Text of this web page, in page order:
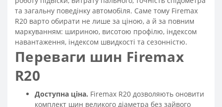
та загальну поведінку автомобіля. Саме тому Firemax
R20 варто обирати не лише за ціною, а й за повним
маркуванням: шириною, висотою профілю, індексом
навантаження, індексом швидкості та сезонністю.
Переваги шин Firemax
R20
Доступна ціна. Firemax R20 дозволяють оновити
комплект шин великого діаметра без зайвого